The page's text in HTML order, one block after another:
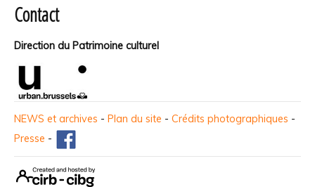
Contact
Direction du Patrimoine culturel
NEWS et archives - Plan du site - Crédits photographiques -
Presse -